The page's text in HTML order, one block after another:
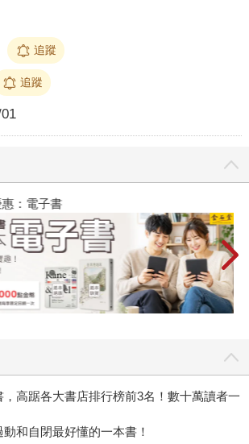
追蹤
追蹤
：電子書
高踞各大書店排行榜前3名！數十萬讀者一
和自閉最好懂的一本書！